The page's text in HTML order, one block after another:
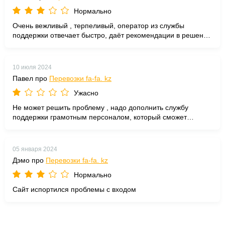
Нормально
Очень вежливый , терпеливый, оператор из службы
поддержки отвечает быстро, даёт рекомендации в решении
10 июля 2024
Павел про Перевозки fa-fa. kz
Ужасно
Не может решить проблему , надо дополнить службу
поддержки грамотным персоналом, который сможет
05 января 2024
Дэмо про Перевозки fa-fa. kz
Нормально
Сайт испортился проблемы с входом